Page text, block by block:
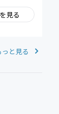
見る
っと見る